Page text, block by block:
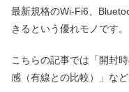
最新規格のWi-Fi6、
きるという優れモノです。
こちらの記事では「開封
感（有線との比較）」な